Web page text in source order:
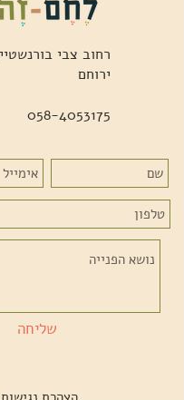
ירוחם
058-4053175
שליחה